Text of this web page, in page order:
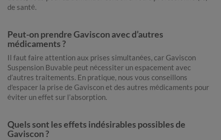
de santé.
Peut-on prendre Gaviscon avec d’autres
médicaments ?
Il faut faire attention aux prises simultanées, car Gaviscon
Suspension Buvable peut nécessiter un espacement avec
d’autres traitements. En pratique, nous vous conseillons
d'espacer la prise de Gaviscon et des autres médicaments pour
éviter un effet sur l’absorption.
Quels sont les effets indésirables possibles de
Gaviscon ?